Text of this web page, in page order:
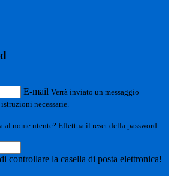
E-mail Verrà inviato un messaggio
necessarie.
al nome utente? Effettua il reset della password
controllare la casella di posta elettronica!